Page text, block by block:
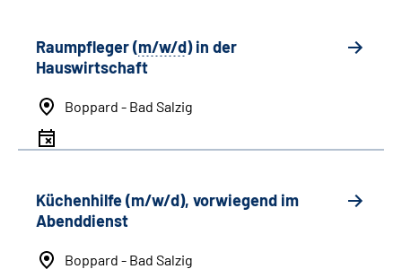
Raumpfleger (m/w/d) in der
Hauswirtschaft
Boppard - Bad Salzig
Küchenhilfe (m/w/d), vorwiegend im
Abenddienst
Boppard - Bad Salzig